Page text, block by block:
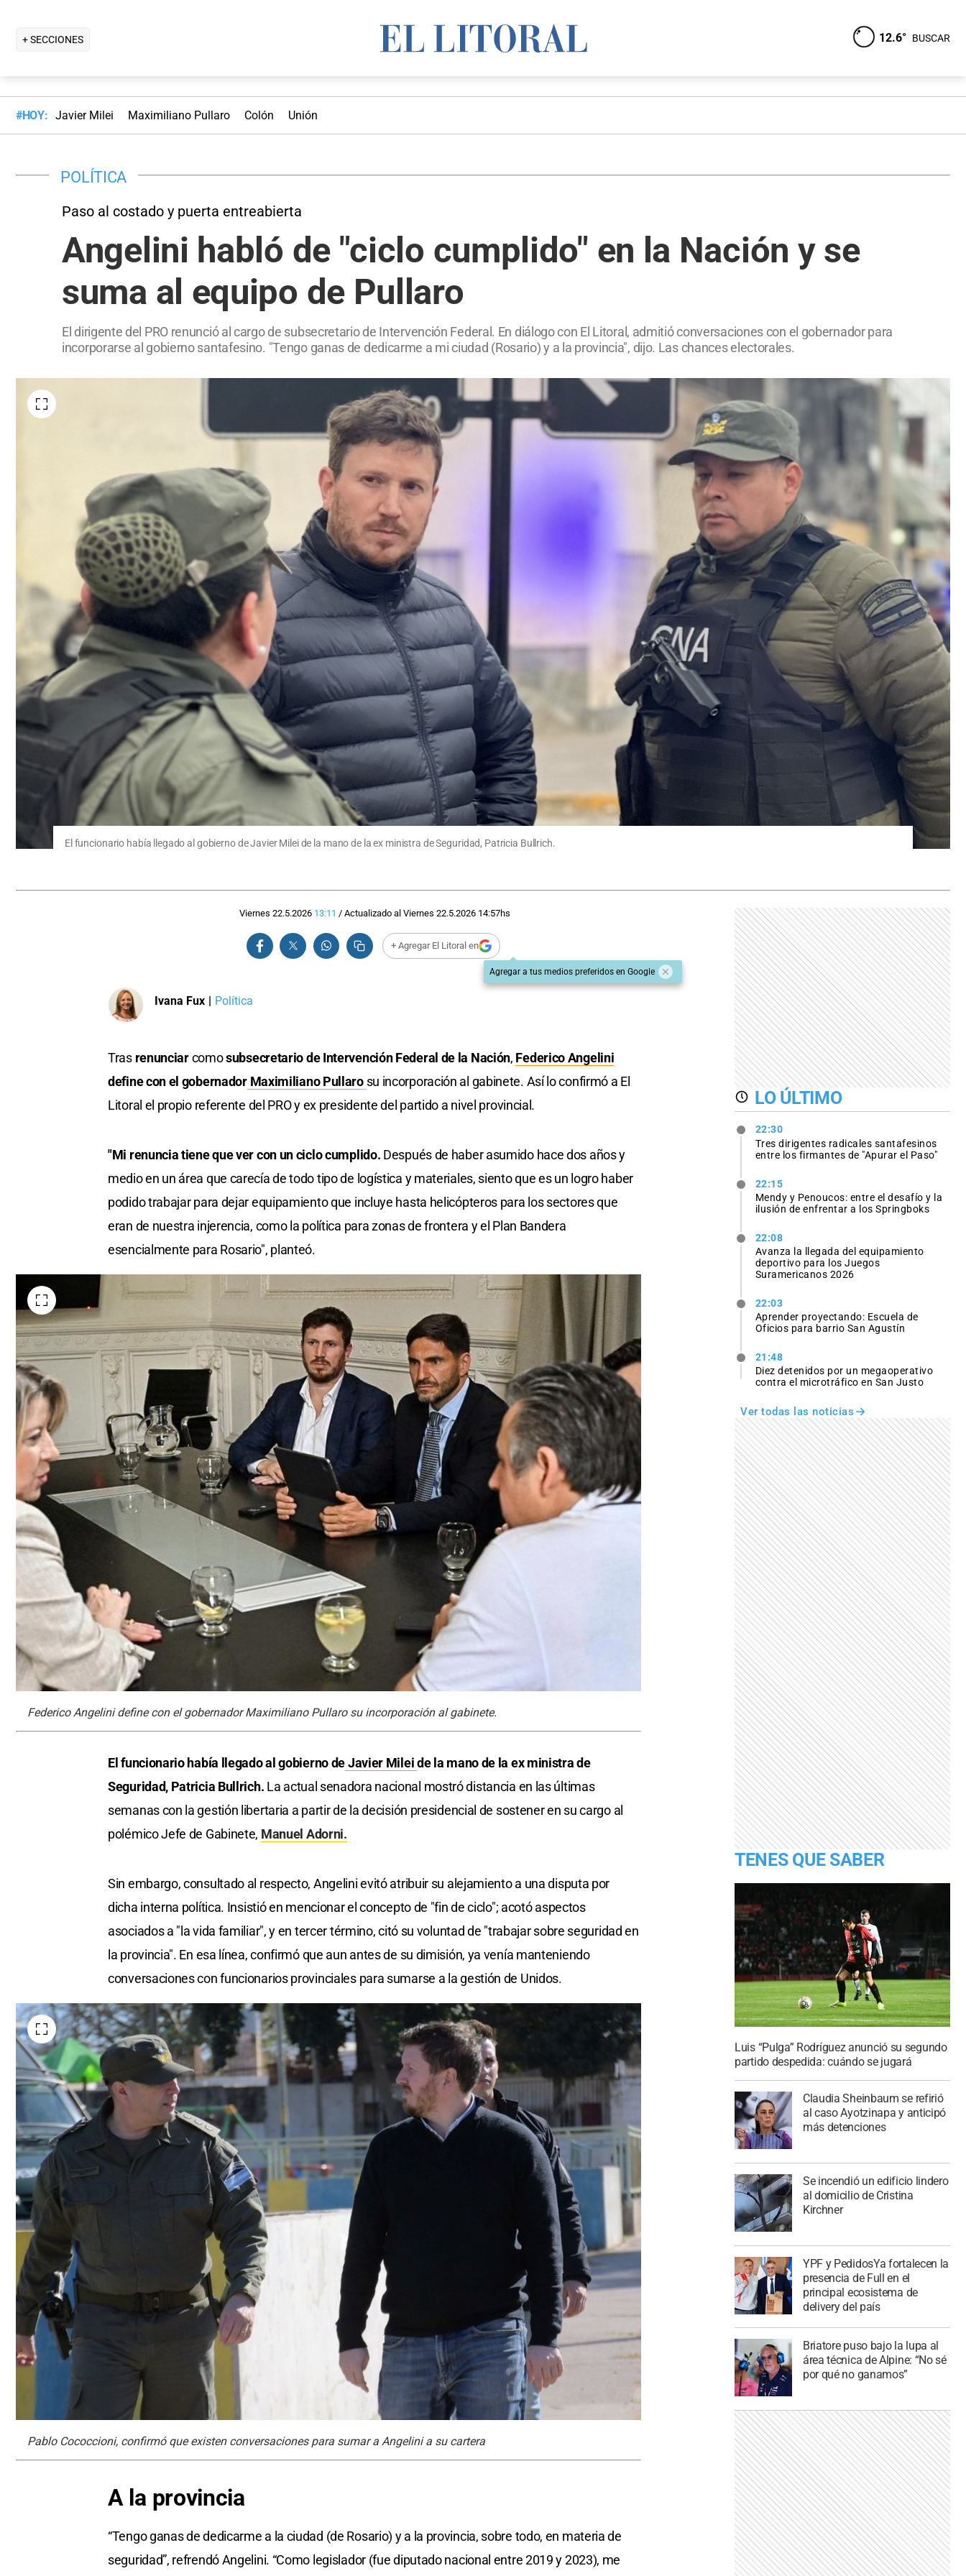
+ SECCIONES 12.6° BUSCAR
#HOY: Javier Milei Maximiliano Pullaro Colón Unión
POLÍTICA
Paso al costado y puerta entreabierta
Angelini habló de "ciclo cumplido" en la Nación y se
suma al equipo de Pullaro
El dirigente del PRO renunció al cargo de subsecretario de Intervención Federal. En diálogo con El Litoral, admitió conversaciones con el gobernador para
incorporarse al gobierno santafesino. "Tengo ganas de dedicarme a mi ciudad (Rosario) y a la provincia", dijo. Las chances electorales.
El funcionario había llegado al gobierno de Javier Milei de la mano de la ex ministra de Seguridad, Patricia Bullrich.
Viernes 22.5.2026 13:11 / Actualizado al Viernes 22.5.2026 14:57hs
+ Agregar El Litoral en
Agregar a tus medios preferidos en Google
Ivana Fux | Política
Tras renunciarcomosubsecretario de Intervención Federal de la Nación, Federico Angelini
define con el gobernadorMaximiliano Pullaro su incorporación al gabinete. Así lo confirmó a El
Litoral el propio referente del PRO y ex presidente del partido a nivel provincial.
"Mi renuncia tiene que ver con un ciclo cumplido. Después de haber asumido hace dos años y
medio en un área que carecía de todo tipo de logística y materiales, siento que es un logro haber
podido trabajar para dejar equipamiento que incluye hasta helicópteros para los sectores que
eran de nuestra injerencia, como la política para zonas de frontera y el Plan Bandera
esencialmente para Rosario", planteó.
Federico Angelini define con el gobernador Maximiliano Pullaro su incorporación al gabinete.
El funcionario había llegado al gobierno deJavier Mileide la mano de la ex ministra de
Seguridad, Patricia Bullrich. La actual senadora nacional mostró distancia en las últimas
semanas con la gestión libertaria a partir de la decisión presidencial de sostener en su cargo al
polémico Jefe de Gabinete, Manuel Adorni.
Sin embargo, consultado al respecto, Angelini evitó atribuir su alejamiento a una disputa por
dicha interna política. Insistió en mencionar el concepto de "fin de ciclo"; acotó aspectos
asociados a "la vida familiar", y en tercer término, citó su voluntad de "trabajar sobre seguridad en
la provincia". En esa línea, confirmó que aun antes de su dimisión, ya venía manteniendo
conversaciones con funcionarios provinciales para sumarse a la gestión de Unidos.
Pablo Cococcioni, confirmó que existen conversaciones para sumar a Angelini a su cartera
A la provincia
“Tengo ganas de dedicarme a la ciudad (de Rosario) y a la provincia, sobre todo, en materia de
seguridad”, refrendó Angelini. “Como legislador (fue diputado nacional entre 2019 y 2023), me
LO ÚLTIMO
22:30
Tres dirigentes radicales santafesinos
entre los firmantes de "Apurar el Paso"
22:15
Mendy y Penoucos: entre el desafío y la
ilusión de enfrentar a los Springboks
22:08
Avanza la llegada del equipamiento
deportivo para los Juegos
Suramericanos 2026
22:03
Aprender proyectando: Escuela de
Oficios para barrio San Agustín
21:48
Diez detenidos por un megaoperativo
contra el microtráfico en San Justo
Ver todas las noticias
TENES QUE SABER
Luis “Pulga” Rodríguez anunció su segundo
partido despedida: cuándo se jugará
Claudia Sheinbaum se refirió
al caso Ayotzinapa y anticipó
más detenciones
Se incendió un edificio lindero
al domicilio de Cristina
Kirchner
YPF y PedidosYa fortalecen la
presencia de Full en el
principal ecosistema de
delivery del país
Briatore puso bajo la lupa al
área técnica de Alpine: “No sé
por qué no ganamos”